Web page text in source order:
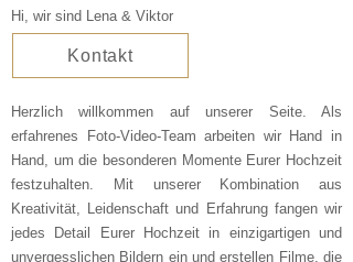
Hi, wir sind Lena & Viktor
Kontakt
Herzlich willkommen auf unserer Seite. Als
erfahrenes Foto-Video-Team arbeiten wir Hand in
Hand, um die besonderen Momente Eurer Hochzeit
festzuhalten. Mit unserer Kombination aus
Kreativität, Leidenschaft und Erfahrung fangen wir
jedes Detail Eurer Hochzeit in einzigartigen und
unvergesslichen Bildern ein und erstellen Filme, die